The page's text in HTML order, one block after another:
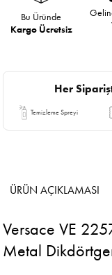
Bu Üründe
Kargo Ücretsiz
Her
Temizleme Spreyi
ÜRÜN AÇIKLAMASI
Versace VE
Metal